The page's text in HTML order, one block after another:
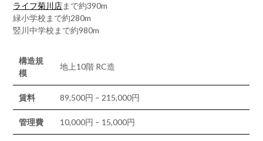
ライフ菊川店まで約390m
緑小学校まで約280m
竪川中学校まで約980m
構造規
模
地上10階 RC造
賃料 89,500円 – 215,000円
管理費 10,000円 – 15,000円